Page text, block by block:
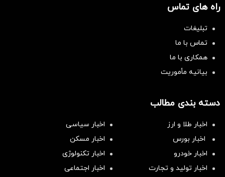
راه های تماس
تبلیغات
تماس با ما
همکاری با ما
بیانیه مأموریت
دسته بندی مطالب
اخبار طلا و ارز
اخبار سیاسی
اخبار بورس
اخبار مسکن
اخبار خودرو
اخبار تکنولوژی
اخبار تولید و تجارت
اخبار اجتماعی